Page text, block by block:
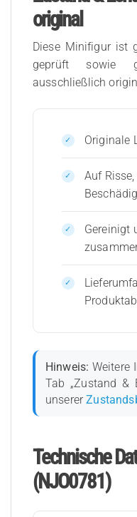
original
Diese Minifigur ist
geprüft sowie
ausschließlich
Originale
Auf
Gereinigt
Hinweis: Weitere
Tab „Zustand &
unserer
Technische
(NJO0781)